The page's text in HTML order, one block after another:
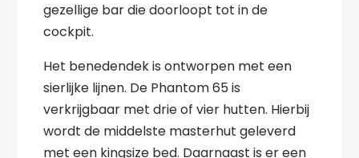
gezellige bar die doorloopt tot in de
cockpit.
Het benedendek is ontworpen met een
sierlijke lijnen. De Phantom 65 is
verkrijgbaar met drie of vier hutten. Hierbij
wordt de middelste masterhut geleverd
met een kingsize bed. Daarnaast is er een